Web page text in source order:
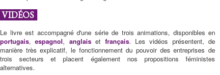
VIDÉOS
Le livre est accompagné d'une série de trois animations, disponibles en
portugais,espagnol, anglaiset français. Les vidéos présentent, de
manière très explicatif, le fonctionnement du pouvoir des entreprises de
trois secteurs et placent également nos propositions féministes
alternatives.